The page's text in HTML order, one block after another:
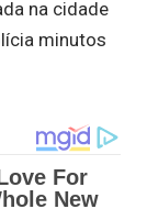
na cidade
minutos